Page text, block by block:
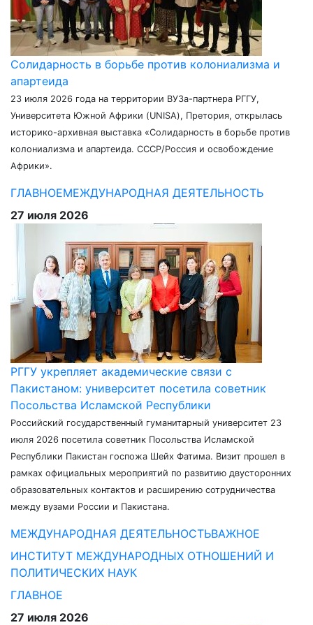
Солидарность в борьбе против колониализма и
апартеида
23 июля 2026 года на территории ВУЗа-партнера РГГУ,
Университета Южной Африки (UNISA), Претория, открылась
историко-архивная выставка «Солидарность в борьбе против
колониализма и апартеида. СССР/Россия и освобождение
Африки».
ГЛАВНОЕМЕЖДУНАРОДНАЯ ДЕЯТЕЛЬНОСТЬ
27 июля 2026
РГГУ укрепляет академические связи с
Пакистаном: университет посетила советник
Посольства Исламской Республики
Российский государственный гуманитарный университет 23
июля 2026 посетила советник Посольства Исламской
Республики Пакистан госпожа Шейх Фатима. Визит прошел в
рамках официальных мероприятий по развитию двусторонних
образовательных контактов и расширению сотрудничества
между вузами России и Пакистана.
МЕЖДУНАРОДНАЯ ДЕЯТЕЛЬНОСТЬВАЖНОЕ
ИНСТИТУТ МЕЖДУНАРОДНЫХ ОТНОШЕНИЙ И
ПОЛИТИЧЕСКИХ НАУК
ГЛАВНОЕ
27 июля 2026